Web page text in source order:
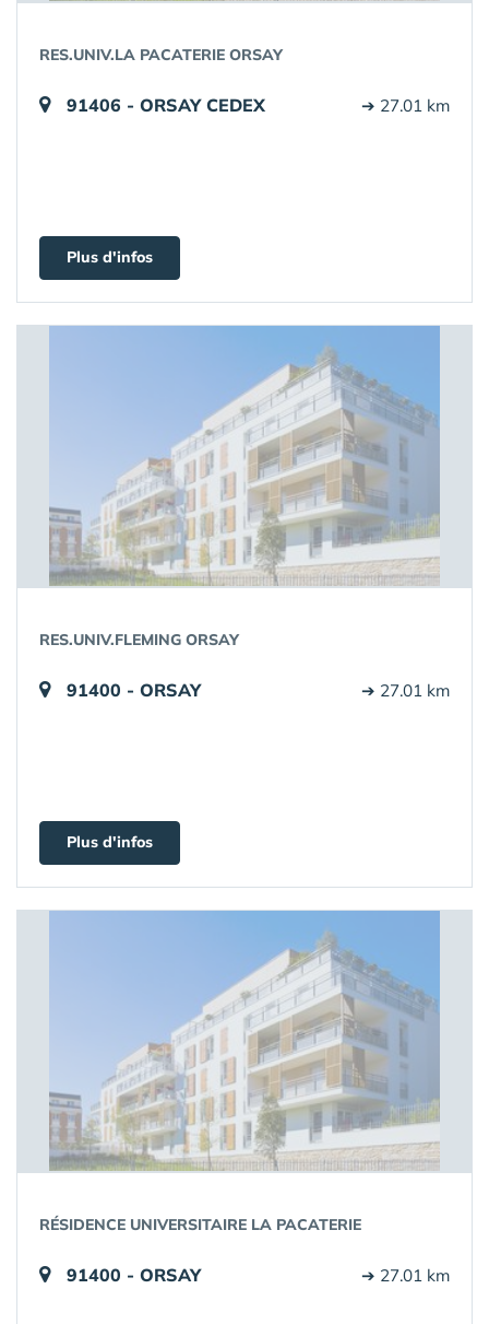
RES.UNIV.LA PACATERIE ORSAY
91406 - ORSAY CEDEX ➔ 27.01 km
Plus d'infos
RES.UNIV.FLEMING ORSAY
91400 - ORSAY ➔ 27.01 km
Plus d'infos
RÉSIDENCE UNIVERSITAIRE LA PACATERIE
91400 - ORSAY ➔ 27.01 km